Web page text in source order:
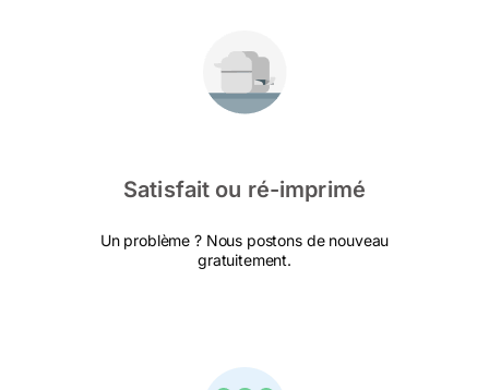
Satisfait ou ré-imprimé
Un problème ? Nous postons de nouveau
gratuitement.